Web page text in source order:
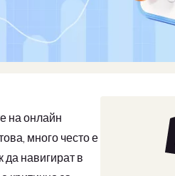
на онлайн
много често е
навигират в